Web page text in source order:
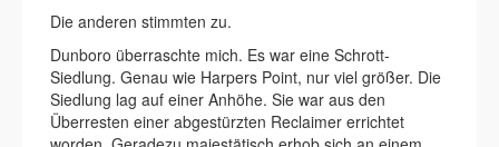
Die anderen stimmten zu.
Dunboro überraschte mich. Es war eine Schrott-
Siedlung. Genau wie Harpers Point, nur viel größer. Die
Siedlung lag auf einer Anhöhe. Sie war aus den
Überresten einer abgestürzten Reclaimer errichtet